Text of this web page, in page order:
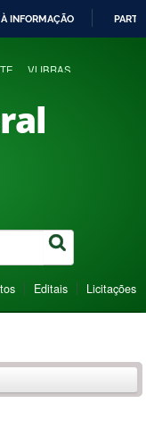
INFORMAÇÃO
VLIBRAS
Editais Licitações